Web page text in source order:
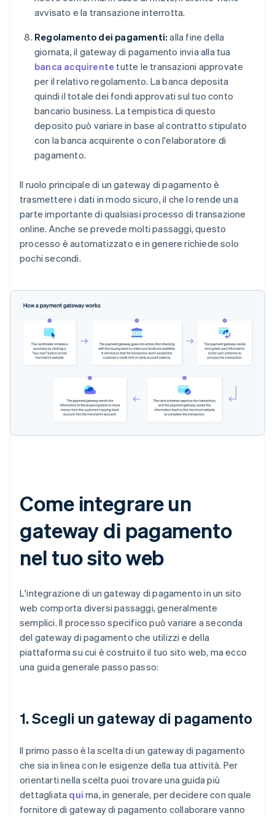
avvisato e la transazione interrotta.
Regolamento dei pagamenti: alla fine della
giornata, il gateway di pagamento invia alla tua
banca acquirente tutte le transazioni approvate
per il relativo regolamento. La banca deposita
quindi il totale dei fondi approvati sul tuo conto
bancario business. La tempistica di questo
deposito può variare in base al contratto stipulato
con la banca acquirente o con l'elaboratore di
pagamento.
Il ruolo principale di un gateway di pagamento è
trasmettere i dati in modo sicuro, il che lo rende una
parte importante di qualsiasi processo di transazione
online. Anche se prevede molti passaggi, questo
processo è automatizzato e in genere richiede solo
pochi secondi.
Come integrare un
gateway di pagamento
nel tuo sito web
L'integrazione di un gateway di pagamento in un sito
web comporta diversi passaggi, generalmente
semplici. Il processo specifico può variare a seconda
del gateway di pagamento che utilizzi e della
piattaforma su cui è costruito il tuo sito web, ma ecco
una guida generale passo passo:
1. Scegli un gateway di pagamento
Il primo passo è la scelta di un gateway di pagamento
che sia in linea con le esigenze della tua attività. Per
orientarti nella scelta puoi trovare una guida più
dettagliata qui ma, in generale, per decidere con quale
fornitore di gateway di pagamento collaborare vanno